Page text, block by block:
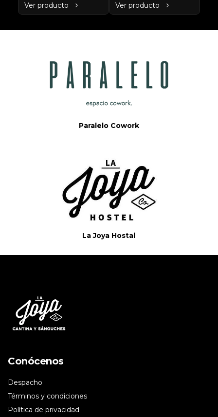
Ver producto
Ver producto
Paralelo Cowork
La Joya Hostal
Conócenos
Despacho
Términos y condiciones
Política de privacidad